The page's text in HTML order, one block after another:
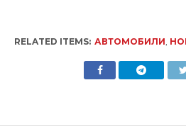
RELATED ITEMS: АВТОМОБИЛИ